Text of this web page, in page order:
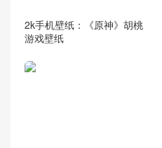
2k手机壁纸：《原神》胡桃
游戏壁纸